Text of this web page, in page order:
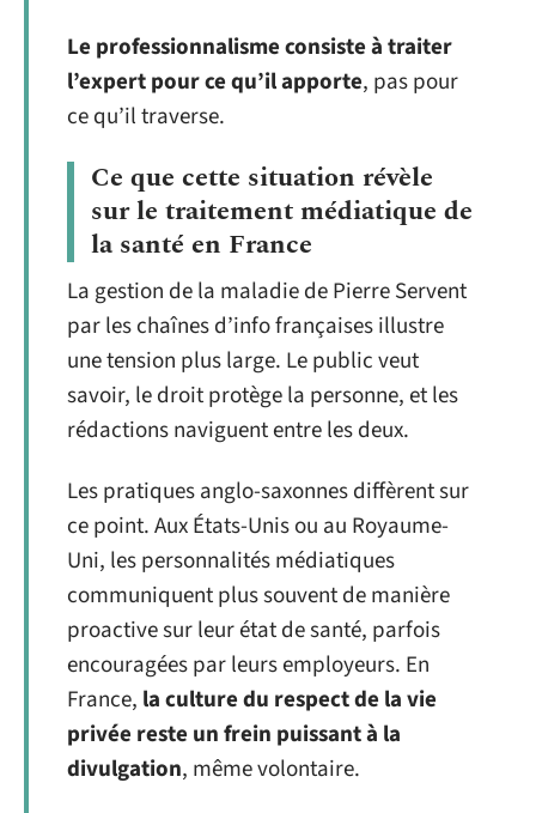
Le professionnalisme consiste à traiter
l’expert pour ce qu’il apporte, pas pour
ce qu’il traverse.
Ce que cette situation révèle
sur le traitement médiatique de
la santé en France
La gestion de la maladie de Pierre Servent
par les chaînes d’info françaises illustre
une tension plus large. Le public veut
savoir, le droit protège la personne, et les
rédactions naviguent entre les deux.
Les pratiques anglo-saxonnes diffèrent sur
ce point. Aux États-Unis ou au Royaume-
Uni, les personnalités médiatiques
communiquent plus souvent de manière
proactive sur leur état de santé, parfois
encouragées par leurs employeurs. En
France, la culture du respect de la vie
privée reste un frein puissant à la
divulgation, même volontaire.